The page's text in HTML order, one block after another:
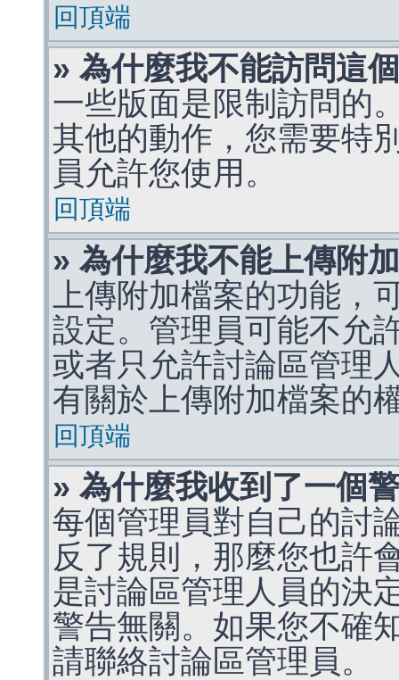
回頂端
» 為什麼我不能訪問這
一些版面是限制訪問的
其他的動作，您需要特
員允許您使用。
回頂端
» 為什麼我不能上傳附
上傳附加檔案的功能，
設定。管理員可能不允
或者只允許討論區管理
有關於上傳附加檔案的
回頂端
» 為什麼我收到了一個
每個管理員對自己的討
反了規則，那麼您也許
是討論區管理人員的決
警告無關。如果您不確
請聯絡討論區管理員。